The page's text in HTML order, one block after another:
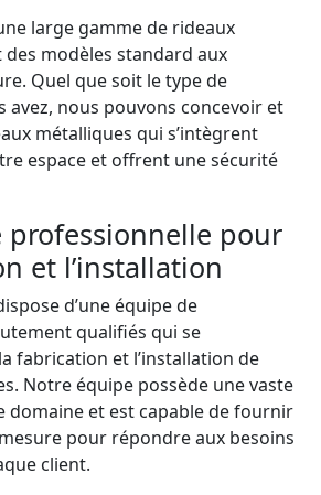
large gamme de rideaux
modèles standard aux
Quel que soit le type de
avez, nous pouvons concevoir et
métalliques qui s’intègrent
espace et offrent une sécurité
professionnelle pour
et l’installation
d’une équipe de
qualifiés qui se
fabrication et l’installation de
Notre équipe possède une vaste
domaine et est capable de fournir
pour répondre aux besoins
client.